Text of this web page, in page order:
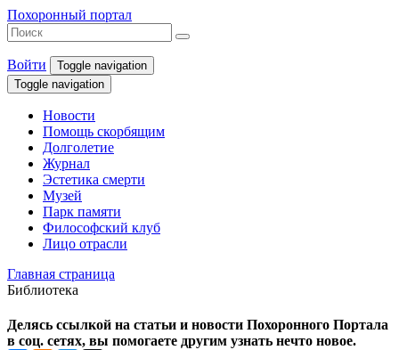
Похоронный портал
Войти
Toggle navigation
Toggle navigation
Новости
Помощь скорбящим
Долголетие
Журнал
Эстетика смерти
Музей
Парк памяти
Философский клуб
Лицо отрасли
Главная страница
Библиотека
Делясь ссылкой на статьи и новости Похоронного Портала
в соц. сетях, вы помогаете другим узнать нечто новое.